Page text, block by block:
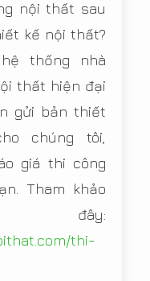
nội thất sau
kế nội thất?
thống nhà
thất hiện đại
gửi bản thiết
chúng tôi,
giá thi công
Tham khảo
thi-